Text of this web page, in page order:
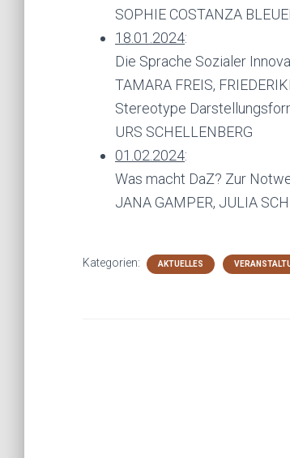
SOPHIE COSTANZA BLEUEL
18.01.2024:
Die Sprache Sozialer
TAMARA FREIS,
Stereotype
URS SCHELLENBERG
01.02.2024:
Was macht DaZ? Zur
JANA GAMPER, JULIA
Kategorien: AKTUELLES